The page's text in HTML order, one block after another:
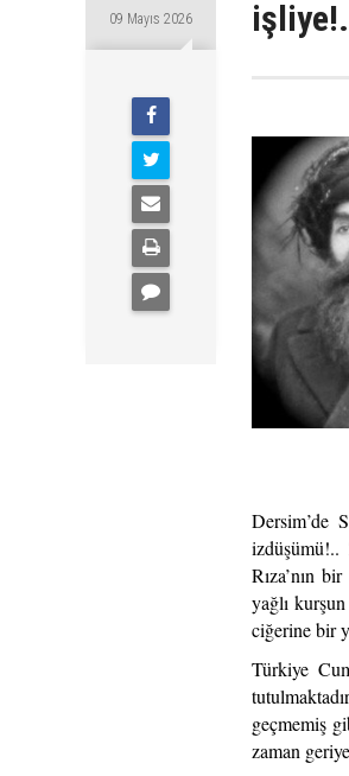
09 Mayıs 2026
Dersim’de
izdüşümü!..
Rıza’nın
yağlı
ciğerine bir
Türkiye
geçmemiş
zaman